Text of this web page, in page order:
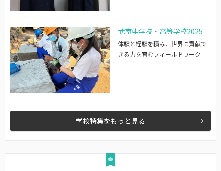
武南中学校・高等学校2025
体験と経験を積み、世界に貢献で
きる力を育むフィールドワーク
学校特集をもっと見る